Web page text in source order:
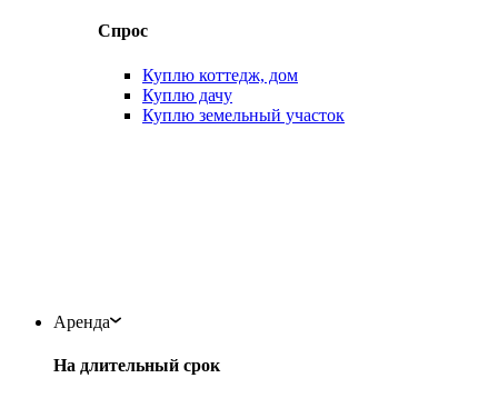
Спрос
Куплю коттедж, дом
Куплю дачу
Куплю земельный участок
Аренда
На длительный срок